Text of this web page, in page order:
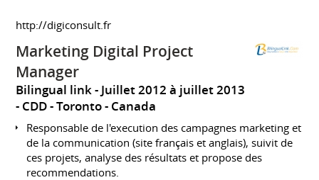
http://digiconsult.fr
Marketing Digital Project
Manager
Bilingual link
Juillet 2012 à juillet 2013
CDD
Toronto Canada
Responsable de l'execution des campagnes marketing et
de la communication (site français et anglais), suivit de
ces projets, analyse des résultats et propose des
recommendations.